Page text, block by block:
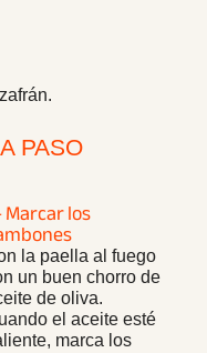
PASO
Marcar los
la paella al fuego
un buen chorro de
de oliva.
el aceite esté
marca los